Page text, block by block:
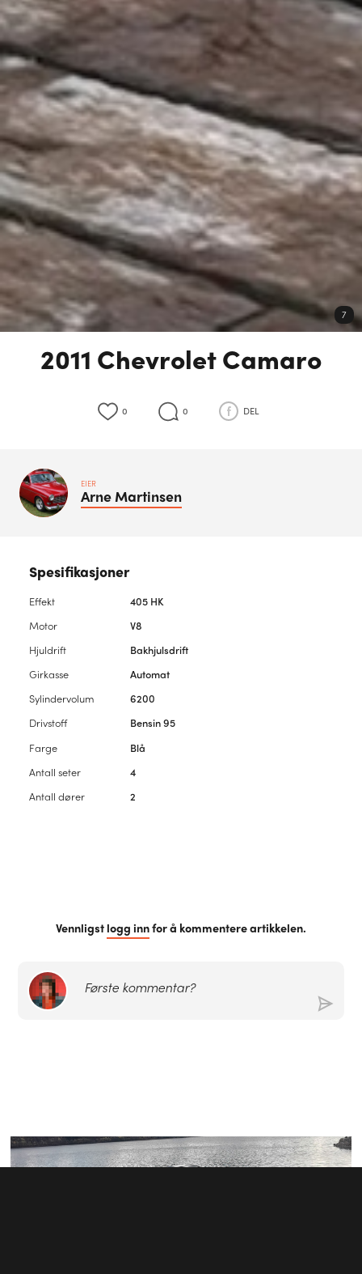
7
2011 Chevrolet Camaro
0 0 DEL
EIER
ArneMartinsen
Spesifikasjoner
Effekt
405 HK
Motor
V8
Hjuldrift
Bakhjulsdrift
Girkasse
Automat
Sylindervolum
6200
Drivstoff
Bensin 95
Farge
Blå
Antall seter
4
Antall dører
2
Vennligst logg innfor å kommentere artikkelen.
Første kommentar?